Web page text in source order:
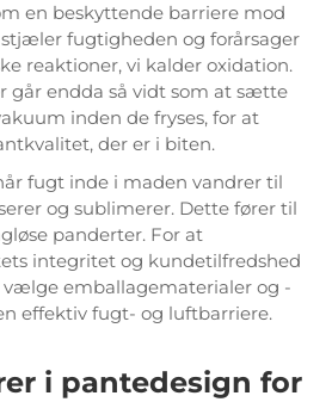
en beskyttende barriere mod
fugtigheden og forårsager
reaktioner, vi kalder oxidation.
går endda så vidt som at sætte
inden de fryses, for at
der er i biten.
fugt inde i maden vandrer til
og sublimerer. Dette fører til
panderter. For at
integritet og kundetilfredshed
emballagematerialer og -
effektiv fugt- og luftbarriere.
i pantedesign for